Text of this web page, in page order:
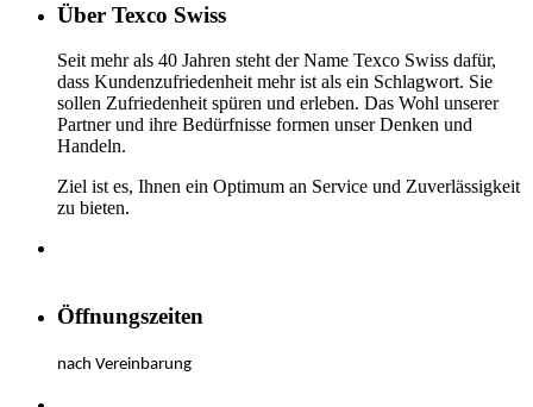
Über Texco Swiss
Seit mehr als 40 Jahren steht der Name Texco Swiss dafür,
dass Kundenzufriedenheit mehr ist als ein Schlagwort. Sie
sollen Zufriedenheit spüren und erleben. Das Wohl unserer
Partner und ihre Bedürfnisse formen unser Denken und
Handeln.
Ziel ist es, Ihnen ein Optimum an Service und Zuverlässigkeit
zu bieten.
Öffnungszeiten
nach Vereinbarung